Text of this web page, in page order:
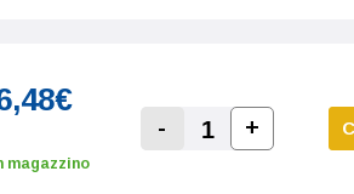
magazzino Decrease Quantity:
-
Increase
+